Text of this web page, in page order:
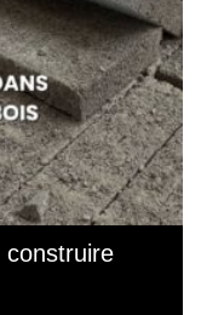
construire